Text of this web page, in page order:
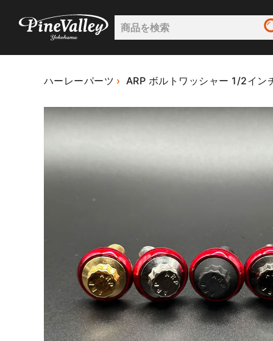
ハーレーパーツ ARP ボルトワッシャー 1/2イン